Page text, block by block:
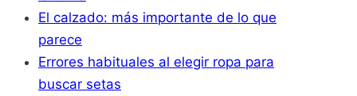
El calzado: más importante de lo que
parece
Errores habituales al elegir ropa para
buscar setas